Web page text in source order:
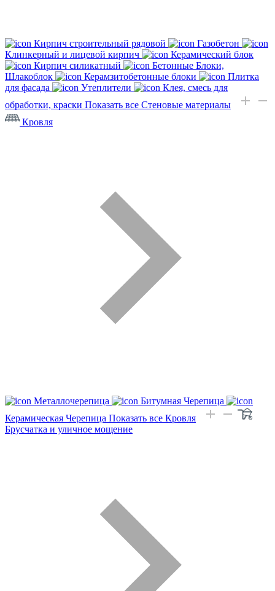
Кирпич строительный рядовой
Газобетон
Клинкерный и лицевой кирпич
Керамический блок
Кирпич силикатный
Бетонные Блоки,
Шлакоблок
Керамзитобетонные блоки
Плитка
для фасада
Утеплители
Клея, смесь для
обработки, краски Показать все Стеновые материалы
Кровля
Металлочерепица
Битумная Черепица
Керамическая Черепица Показать все Кровля
Брусчатка и уличное мощение